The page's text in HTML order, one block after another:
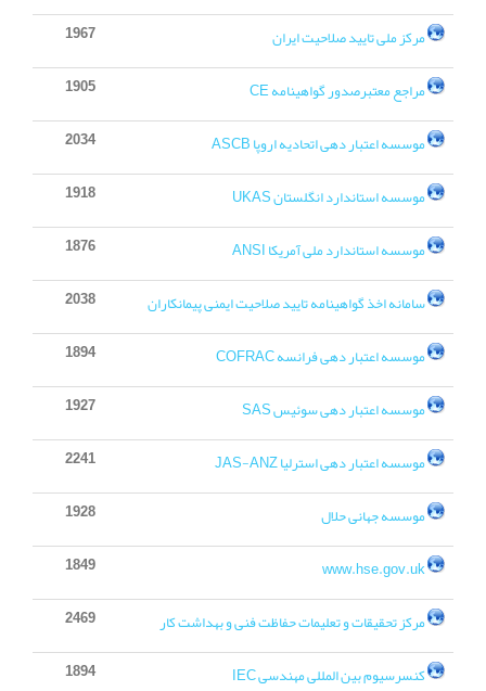
مرکز ملی تایید صلاحیت ایران 1967
مراجع معتبرصدور گواهینامه CE 1905
موسسه اعتبار دهی اتحادیه اروپا ASCB 2034
موسسه استاندارد انگلستان UKAS 1918
موسسه استاندارد ملی آمریکا ANSI 1876
سامانه اخذ گواهینامه تایید صلاحیت ایمنی پیمانکاران 2038
موسسه اعتبار دهی فرانسه COFRAC 1894
موسسه اعتبار دهی سوئیس SAS 1927
موسسه اعتبار دهی استرلیا JAS-ANZ 2241
موسسه جهانی حلال 1928
www.hse.gov.uk
1849
مرکز تحقیقات و تعلیمات حفاظت فنی و بهداشت کار 2469
کنسرسیوم بین المللی مهندسی IEC 1894